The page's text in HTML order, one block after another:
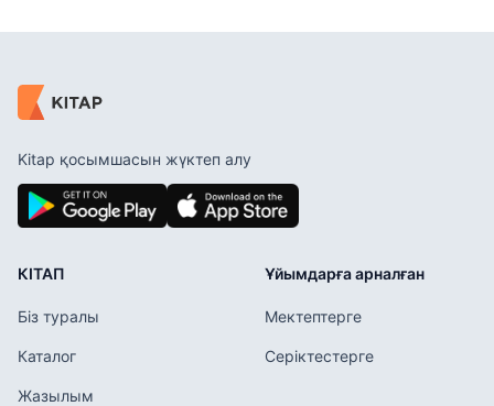
Kitap қосымшасын жүктеп алу
КІТАП
Біз туралы
Каталог
Жазылым
Ұйымдарға арналған
Мектептерге
Серіктестерге